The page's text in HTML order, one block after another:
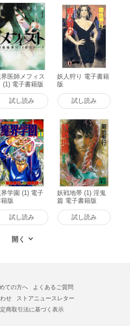
界医師メフィス
(1) 電子書籍版
試し読み
妖人狩り 電子書籍
版
試し読み
界学園 (1) 電子
版
試し読み
妖戦地帯 (1) 淫鬼
篇 電子書籍版
試し読み
ての方へ
よくあるご質問
せ
ストアニュースレター
商取引法に基づく表示